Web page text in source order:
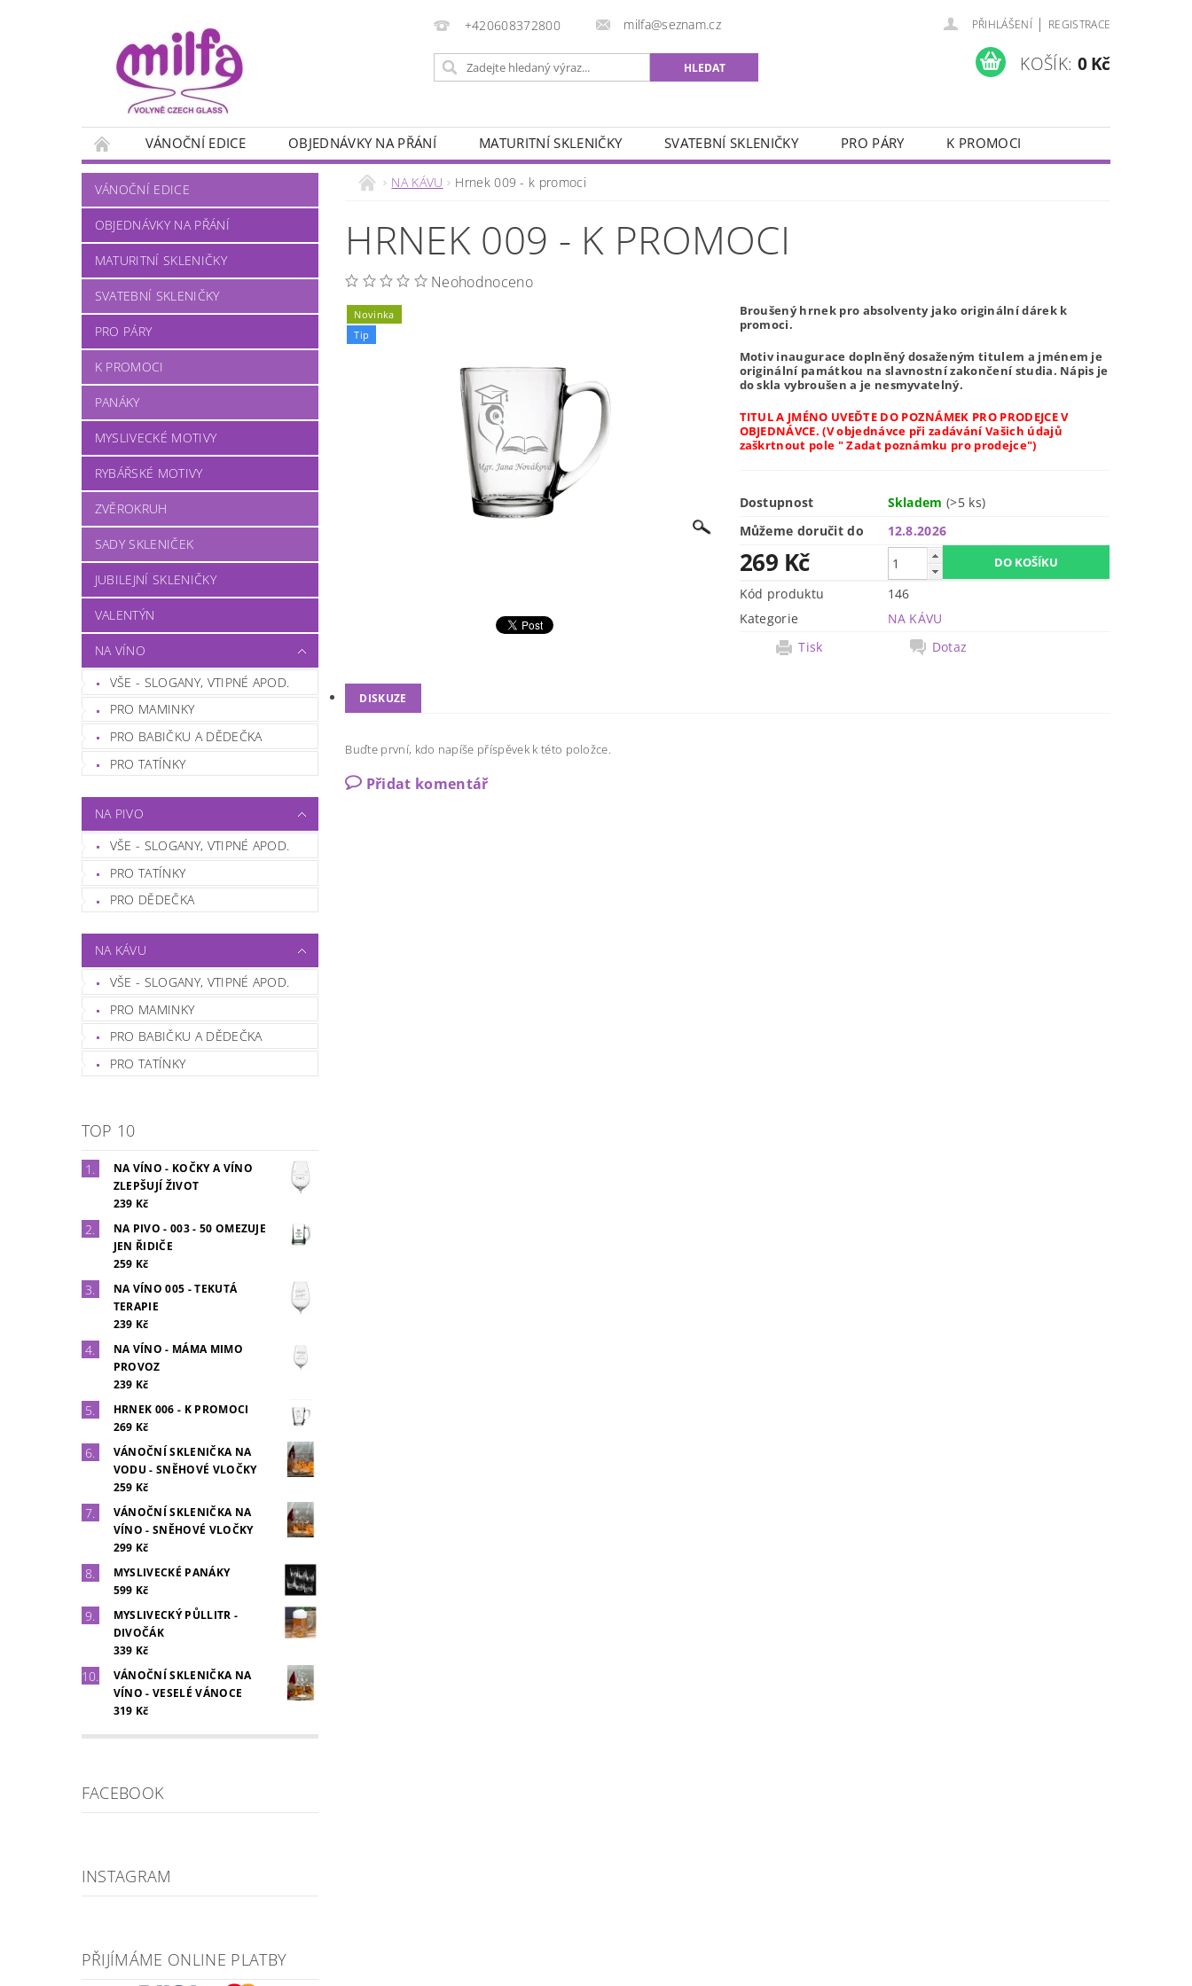
+420608372800 milfa@seznam.cz PŘIHLÁŠENÍ | REGISTRACE
KOŠÍK: 0 Kč
VÁNOČNÍ EDICE OBJEDNÁVKY NA PŘÁNÍ MATURITNÍ SKLENIČKY SVATEBNÍ SKLENIČKY PRO PÁRY
K PROMOCI
PANÁKY
MYSLIVECKÉ MOTIVY RYBÁŘSKÉ MOTIVY ZVĚROKRUH
NA VÍNO
NA PIVO NA KÁVU
VÁNOČNÍ EDICE
OBJEDNÁVKY NA PŘÁNÍ
MATURITNÍ SKLENIČKY
SVATEBNÍ SKLENIČKY
PRO PÁRY
K PROMOCI
PANÁKY
MYSLIVECKÉ MOTIVY
RYBÁŘSKÉ MOTIVY
ZVĚROKRUH
SADY SKLENIČEK
JUBILEJNÍ SKLENIČKY
VALENTÝN
NA VÍNO
VŠE - SLOGANY, VTIPNÉ APOD.
PRO MAMINKY
PRO BABIČKU A DĚDEČKA
PRO TATÍNKY
NA PIVO
VŠE - SLOGANY, VTIPNÉ APOD.
PRO TATÍNKY
PRO DĚDEČKA
NA KÁVU
VŠE - SLOGANY, VTIPNÉ APOD.
PRO MAMINKY
PRO BABIČKU A DĚDEČKA
PRO TATÍNKY
TOP 10
NA VÍNO - KOČKY A VÍNO
ZLEPŠUJÍ ŽIVOT
239 Kč
NA PIVO - 003 - 50 OMEZUJE
JEN ŘIDIČE
259 Kč
NA VÍNO 005 - TEKUTÁ
TERAPIE
239 Kč
NA VÍNO - MÁMA MIMO
PROVOZ
239 Kč
HRNEK 006 - K PROMOCI
269 Kč
VÁNOČNÍ SKLENIČKA NA
VODU - SNĚHOVÉ VLOČKY
259 Kč
VÁNOČNÍ SKLENIČKA NA
VÍNO - SNĚHOVÉ VLOČKY
299 Kč
MYSLIVECKÉ PANÁKY
599 Kč
MYSLIVECKÝ PŮLLITR -
DIVOČÁK
339 Kč
VÁNOČNÍ SKLENIČKA NA
VÍNO - VESELÉ VÁNOCE
319 Kč
FACEBOOK
INSTAGRAM
PŘIJÍMÁME ONLINE PLATBY
NA KÁVU Hrnek 009 - k promoci
HRNEK 009 - K PROMOCI
Neohodnoceno
Novinka
Tip
Broušený hrnek pro absolventy jako originální dárek k
promoci.
Motiv inaugurace doplněný dosaženým titulem a jménem je
originální památkou na slavnostní zakončení studia. Nápis je
do skla vybroušen a je nesmyvatelný.
TITUL A JMÉNO UVEĎTE DO POZNÁMEK PRO PRODEJCE V
OBJEDNÁVCE. (V objednávce při zadávání Vašich údajů
zaškrtnout pole " Zadat poznámku pro prodejce")
Dostupnost Skladem(>5 ks)
Můžeme doručit do
12.8.2026
269 Kč
Kód produktu
146
Kategorie
NA KÁVU
Tisk
Dotaz
DISKUZE
Buďte první, kdo napíše příspěvek k této položce.
Přidat komentář